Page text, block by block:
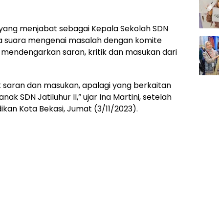
menjabat sebagai Kepala Sekolah SDN
suara mengenai masalah dengan komite
saran, kritik dan masukan dari
dan masukan, apalagi yang berkaitan
SDN Jatiluhur II,” ujar Ina Martini, setelah
Kota Bekasi, Jumat (3/11/2023).